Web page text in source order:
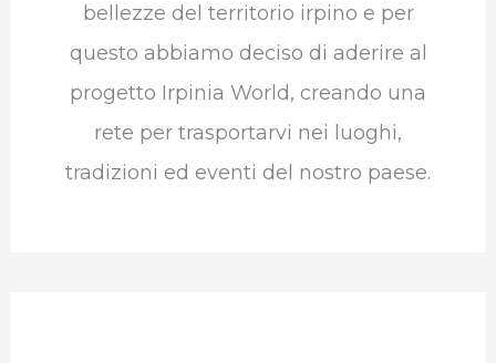
bellezze del territorio irpino e per
questo abbiamo deciso di aderire al
progetto Irpinia World, creando una
rete per trasportarvi nei luoghi,
tradizioni ed eventi del nostro paese.